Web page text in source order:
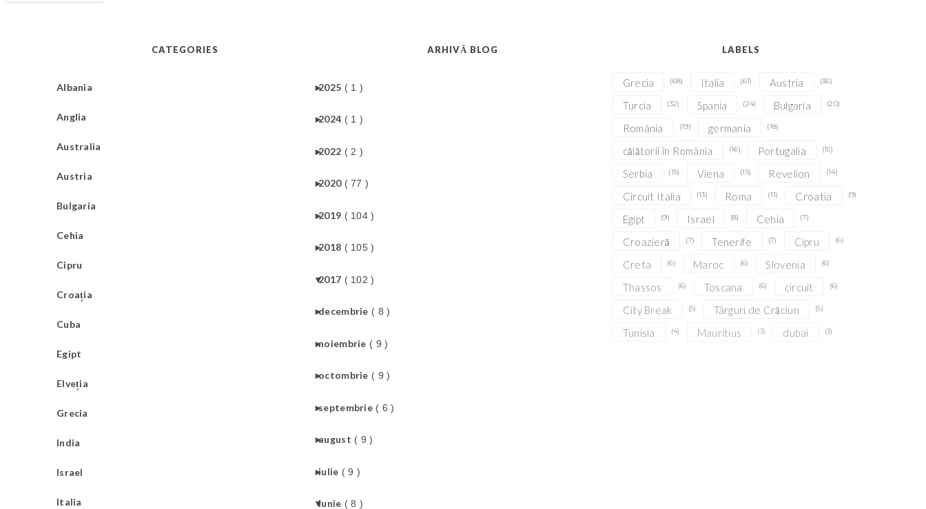
CATEGORIES
Albania
Anglia
Australia
Austria
Bulgaria
Cehia
Cipru
Croația
Cuba
Egipt
Elveția
Grecia
India
Israel
Italia
ARHIVĂ BLOG
►
2025 ( 1 )
►
2024 ( 1 )
►
2022 ( 2 )
►
2020 ( 77 )
►
2019 ( 104 )
►
2018 ( 105 )
▼
2017 ( 102 )
►
decembrie ( 8 )
►
noiembrie ( 9 )
►
octombrie ( 9 )
►
septembrie ( 6 )
►
august ( 9 )
►
iulie ( 9 )
▼
iunie ( 8 )
LABELS
Grecia (68) Italia (61) Austria (36)
Turcia (32) Spania (24) Bulgaria (20)
România (19) germania (18)
călătorii în România (16) Portugalia (15)
Serbia (15) Viena (15) Revelion (14)
Circuit Italia (13) Roma (11) Croatia (9)
Egipt (9) Israel (8) Cehia (7)
Croazieră (7) Tenerife (7) Cipru (6)
Creta (6) Maroc (6) Slovenia (6)
Thassos (6) Toscana (6) circuit (6)
City Break (5) Târguri de Crăciun (5)
Tunisia (4) Mauritius (3) dubai (3)